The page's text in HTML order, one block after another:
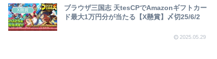
X懸賞
ブラウザ三国志 天tesCPでAmazonギフトカー
ド最大1万円分が当たる【X懸賞】〆切25/6/2
2025.05.29